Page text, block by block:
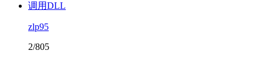
调用DLL
zlp95
2/805